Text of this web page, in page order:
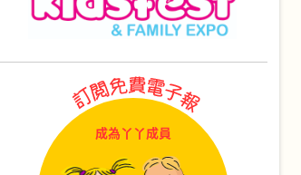
成為丫丫成員